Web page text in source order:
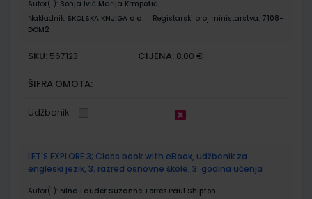
Autor(i): Sonja Ivić Marija Krmpotić
Nakladnik: ŠKOLSKA KNJIGA d.d. Registarski broj ministarstva: 7108-
DOM2
SKU: 567123 CIJENA: 8,00 €
ŠIFRA OMOTA:
Udžbenik
LET'S EXPLORE 3; Class book with eBook, udžbenik za
engleski jezik, 3. razred osnovne škole, 3. godina učenja
Autor(i): Nina Lauder Suzanne Torres Paul Shipton